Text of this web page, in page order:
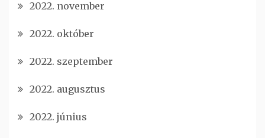
2022. november
2022. október
2022. szeptember
2022. augusztus
2022. június